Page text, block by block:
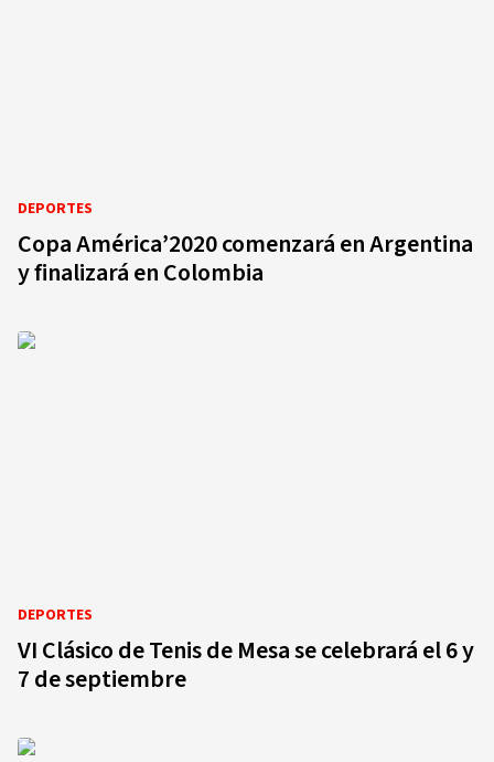
DEPORTES
Copa América’2020 comenzará en Argentina
y finalizará en Colombia
DEPORTES
VI Clásico de Tenis de Mesa se celebrará el 6 y
7 de septiembre